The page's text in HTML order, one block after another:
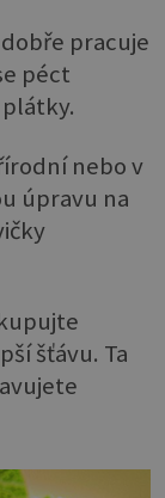
pracuje
péct
nebo v
úpravu na
šťávu. Ta